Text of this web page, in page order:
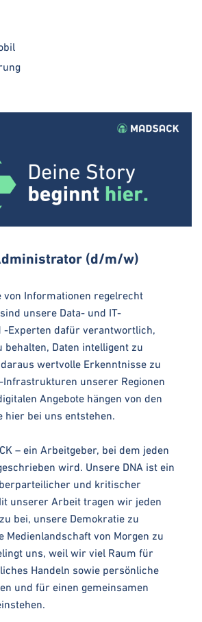
(d/m/w)
von Informationen regelrecht
unsere Data- und IT-
-Experten dafür verantwortlich,
behalten, Daten intelligent zu
wertvolle Erkenntnisse zu
Infrastrukturen unserer Regionen
Angebote hängen von den
hier bei uns entstehen.
– ein Arbeitgeber, bei dem jeden
wird. Unsere DNA ist ein
und kritischer
unserer Arbeit tragen wir jeden
bei, unsere Demokratie zu
Medienlandschaft von Morgen zu
uns, weil wir viel Raum für
Handeln sowie persönliche
und für einen gemeinsamen